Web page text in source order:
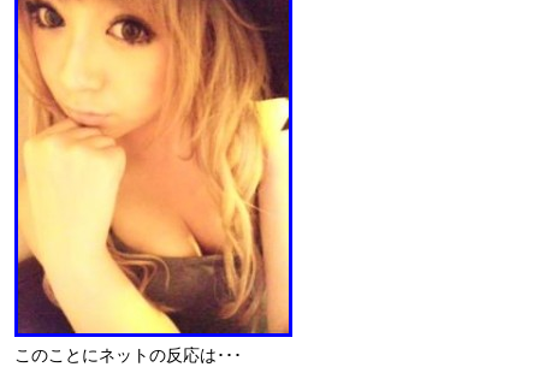
このことにネットの反応は･･･